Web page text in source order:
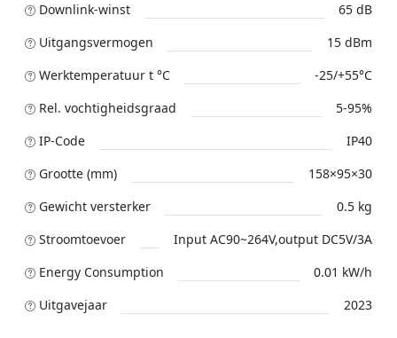
Downlink-winst
65 dB
Uitgangsvermogen
15 dBm
Werktemperatuur t °C
-25/+55°C
Rel. vochtigheidsgraad
5-95%
IP-Code
IP40
Grootte (mm)
158×95×30
Gewicht versterker
0.5 kg
Stroomtoevoer
Input AC90~264V,output DC5V/3A
Energy Consumption
0.01 kW/h
Uitgavejaar
2023